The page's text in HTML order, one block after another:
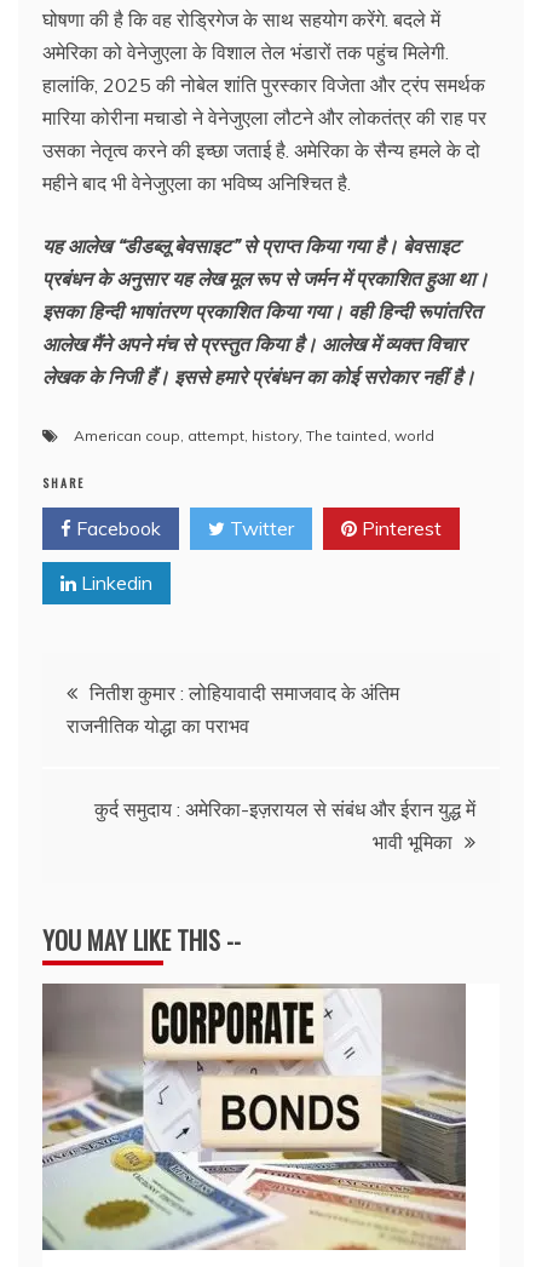
घोषणा की है कि वह रोड्रिगेज के साथ सहयोग करेंगे. बदले में
अमेरिका को वेनेजुएला के विशाल तेल भंडारों तक पहुंच मिलेगी.
हालांकि, 2025 की नोबेल शांति पुरस्कार विजेता और ट्रंप समर्थक
मारिया कोरीना मचाडो ने वेनेजुएला लौटने और लोकतंत्र की राह पर
उसका नेतृत्व करने की इच्छा जताई है. अमेरिका के सैन्य हमले के दो
महीने बाद भी वेनेजुएला का भविष्य अनिश्चित है.
यह आलेख “डीडब्लू बेवसाइट” से प्राप्त किया गया है। बेवसाइट
प्रबंधन के अनुसार यह लेख मूल रूप से जर्मन में प्रकाशित हुआ था।
इसका हिन्दी भाषांतरण प्रकाशित किया गया। वही हिन्दी रूपांतरित
आलेख मैंने अपने मंच से प्रस्तुत किया है। आलेख में व्यक्त विचार
लेखक के निजी हैं। इससे हमारे प्रंबंधन का कोई सरोकार नहीं है।
American coup attempt history The tainted world
SHARE
Facebook Twitter Pinterest
Linkedin
Post
navigation
नितीश कुमार : लोहियावादी समाजवाद के अंतिम
राजनीतिक योद्धा का पराभव
कुर्द समुदाय : अमेरिका-इज़रायल से संबंध और ईरान युद्ध में
भावी भूमिका
YOU MAY LIKE THIS --